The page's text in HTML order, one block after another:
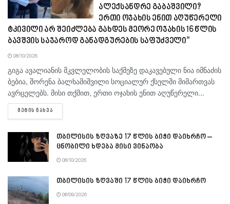
ალექსანდრე გაბაშვილი?
ერთი ოჯახის ენით აღუწერელი
ტკივილი არ შეიძლება გახდეს მეორე ოჯახის 16 წლის
ბავშვის საჯაროდ განადგურების საფუძველი”
08/10/2026
გიგა ავა­ლი­ა­ნის მკვლე­ლო­ბის საქ­მე­ზე და­კა­ვე­ბუ­ლი ნია იმ­ნა­ძის
ბე­ბია, შო­რე­ნა ბალ­ხა­მიშ­ვი­ლი სო­ცი­ა­ლურ ქსელ­ში მი­მარ­თვას
ავ­რცე­ლებს. მისი თქმით, ერთი ოჯა­ხის ენით აღუ­წე­რე­ლი...
ᲛᲔᲢᲘᲡ ᲜᲐᲮᲕᲐ
თბილისის ზღვაზე 17 წლის ბიჭი დაიხრჩო –
ცნობილი ხდება მისი ვინაობა
08/10/2026
თბილისის ზღვაში 17 წლის ბიჭი დაიხრჩო
08/09/2026